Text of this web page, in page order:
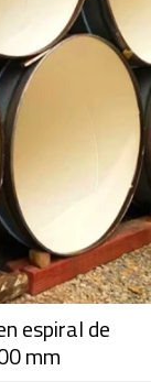
espiral de
mm